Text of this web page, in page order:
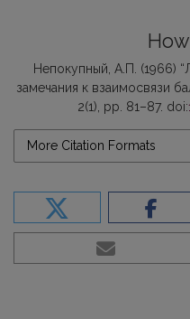
Непокупный, А.П. (1966)
замечания к взаимосвязи
2(1), pp. 81–87. doi:
More Citation Formats